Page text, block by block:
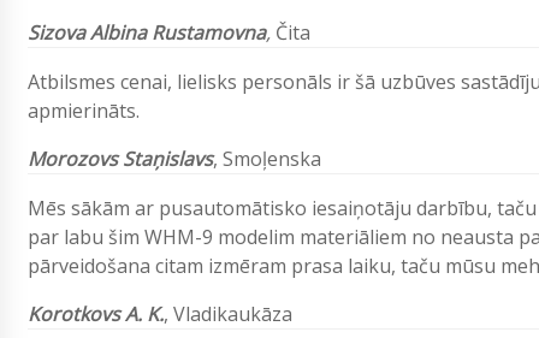
Sizova Albina Rustamovna, Čita
Atbilsmes cenai, lielisks personāls ir šā uzbūves
apmierināts.
Morozovs Staņislavs, Smoļenska
Mēs sākām ar pusautomātisko iesaiņotāju darbību,
par labu šim WHM-9 modelim materiāliem no neausta
pārveidošana citam izmēram prasa laiku, taču mūsu
Korotkovs A. K., Vladikaukāza